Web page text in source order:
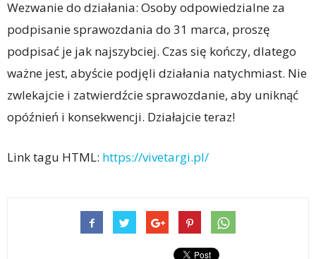
Wezwanie do działania: Osoby odpowiedzialne za
podpisanie sprawozdania do 31 marca, proszę
podpisać je jak najszybciej. Czas się kończy, dlatego
ważne jest, abyście podjęli działania natychmiast. Nie
zwlekajcie i zatwierdźcie sprawozdanie, aby uniknąć
opóźnień i konsekwencji. Działajcie teraz!
Link tagu HTML: https://vivetargi.pl/